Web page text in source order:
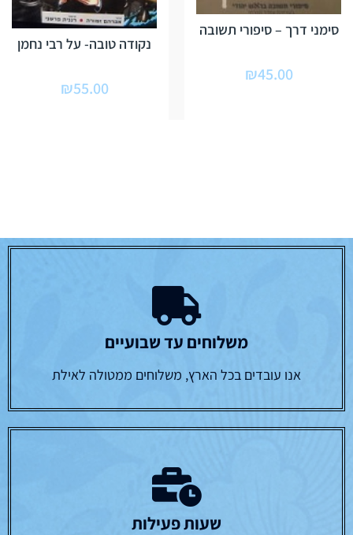
סימני דרך – סיפורי תשובה
₪45.00
נקודה טובה- על רבי נחמן
₪55.00
משלוחים עד שבועיים
אנו עובדים בכל הארץ, משלוחים ממטולה לאילת
שעות פעילות